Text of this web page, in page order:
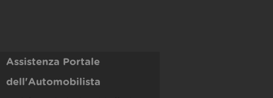
Assistenza Portale
dell'Automobilista